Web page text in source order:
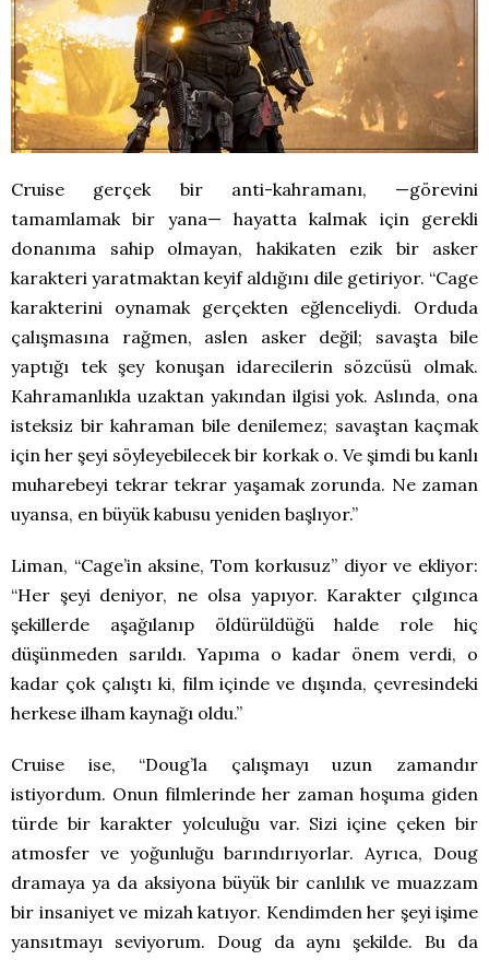
Cruise gerçek bir anti-kahramanı, —görevini
tamamlamak bir yana— hayatta kalmak için gerekli
donanıma sahip olmayan, hakikaten ezik bir asker
karakteri yaratmaktan keyif aldığını dile getiriyor. “Cage
karakterini oynamak gerçekten eğlenceliydi. Orduda
çalışmasına rağmen, aslen asker değil; savaşta bile
yaptığı tek şey konuşan idarecilerin sözcüsü olmak.
Kahramanlıkla uzaktan yakından ilgisi yok. Aslında, ona
isteksiz bir kahraman bile denilemez; savaştan kaçmak
için her şeyi söyleyebilecek bir korkak o. Ve şimdi bu kanlı
muharebeyi tekrar tekrar yaşamak zorunda. Ne zaman
uyansa, en büyük kabusu yeniden başlıyor.”
Liman, “Cage’in aksine, Tom korkusuz” diyor ve ekliyor:
“Her şeyi deniyor, ne olsa yapıyor. Karakter çılgınca
şekillerde aşağılanıp öldürüldüğü halde role hiç
düşünmeden sarıldı. Yapıma o kadar önem verdi, o
kadar çok çalıştı ki, film içinde ve dışında, çevresindeki
herkese ilham kaynağı oldu.”
Cruise ise, “Doug’la çalışmayı uzun zamandır
istiyordum. Onun filmlerinde her zaman hoşuma giden
türde bir karakter yolculuğu var. Sizi içine çeken bir
atmosfer ve yoğunluğu barındırıyorlar. Ayrıca, Doug
dramaya ya da aksiyona büyük bir canlılık ve muazzam
bir insaniyet ve mizah katıyor. Kendimden her şeyi işime
yansıtmayı seviyorum. Doug da aynı şekilde. Bu da